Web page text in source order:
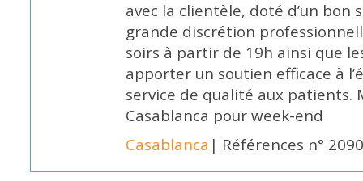
avec la clientèle, doté d’un bon
grande discrétion
soirs à partir de 19h ainsi que
apporter un soutien efficace à
service de qualité aux patients.
Casablanca pour week-end
Casablanca | Références n°